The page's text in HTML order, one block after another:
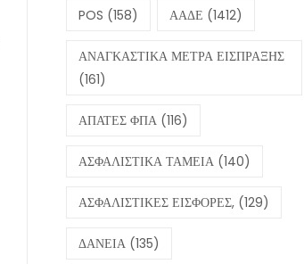
POS (158) ΑΑΔΕ (1412)
ΑΝΑΓΚΑΣΤΙΚΑ ΜΕΤΡΑ ΕΙΣΠΡΑΞΗΣ
(161)
ΑΠΑΤΕΣ ΦΠΑ (116)
ΑΣΦΑΛΙΣΤΙΚΑ ΤΑΜΕΙΑ (140)
ΑΣΦΑΛΙΣΤΙΚΕΣ ΕΙΣΦΟΡΕΣ, (129)
ΔΑΝΕΙΑ (135)